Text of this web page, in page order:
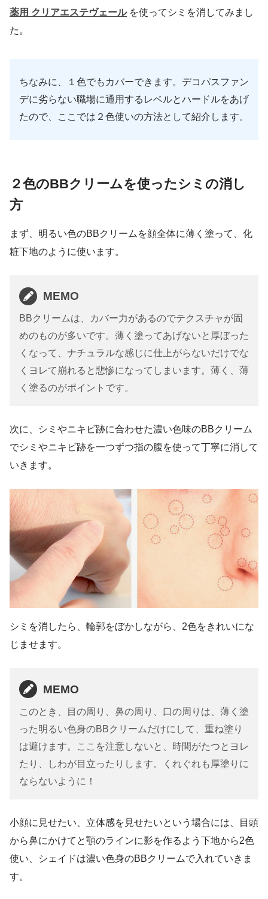
薬用 クリアエステヴェールを使ってシミを消してみまし
た。
ちなみに、１色でもカバーできます。デコパスファン
デに劣らない職場に通用するレベルとハードルをあげ
たので、ここでは２色使いの方法として紹介します。
２色のBBクリームを使ったシミの消し
方
まず、明るい色のBBクリームを顔全体に薄く塗って、化
粧下地のように使います。
MEMO
BBクリームは、カバー力があるのでテクスチャが固
めのものが多いです。薄く塗ってあげないと厚ぼった
くなって、ナチュラルな感じに仕上がらないだけでな
くヨレて崩れると悲惨になってしまいます。薄く、薄
く塗るのがポイントです。
次に、シミやニキビ跡に合わせた濃い色味のBBクリーム
でシミやニキビ跡を一つずつ指の腹を使って丁寧に消して
いきます。
シミを消したら、輪郭をぼかしながら、2色をきれいにな
じませます。
MEMO
このとき、目の周り、鼻の周り、口の周りは、薄く塗
った明るい色身のBBクリームだけにして、重ね塗り
は避けます。ここを注意しないと、時間がたつとヨレ
たり、しわが目立ったりします。くれぐれも厚塗りに
ならないように！
小顔に見せたい、立体感を見せたいという場合には、目頭
から鼻にかけてと顎のラインに影を作るよう下地から2色
使い、シェイドは濃い色身のBBクリームで入れていきま
す。